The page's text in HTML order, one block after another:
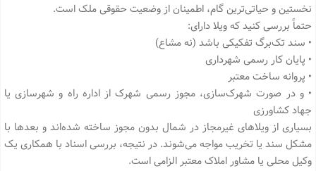
نخستین و حیاتی‌ترین گام، اطمینان از وضعیت حقوقی ملک است.
حتماً بررسی کنید که ویلا دارای:
• سند تک‌برگ تفکیکی باشد (نه مشاع)
• پایان کار رسمی شهرداری
• پروانه ساخت معتبر
• و در صورت شهرک‌سازی، مجوز رسمی شهرک از اداره راه و شهرسازی یا
جهاد کشاورزی
بسیاری از ویلاهای غیرمجاز در شمال بدون مجوز ساخته شده‌اند و بعدها با
مشکل سند یا تخریب مواجه می‌شوند. در نتیجه، بررسی اسناد با همکاری یک
وکیل محلی یا مشاور املاک معتبر الزامی است.